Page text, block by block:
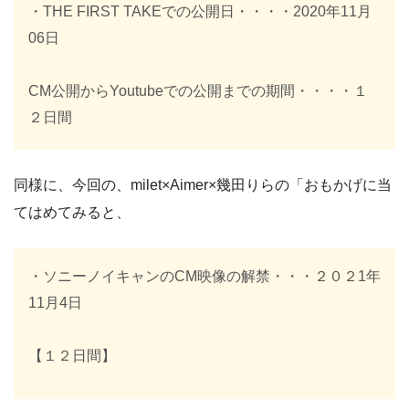
・THE FIRST TAKEでの公開日・・・・2020年11月
06日
CM公開からYoutubeでの公開までの期間・・・・１
２日間
同様に、今回の、milet×Aimer×幾田りらの「おもかげに当
てはめてみると、
・ソニーノイキャンのCM映像の解禁・・・２０２1年
11月4日
【１２日間】